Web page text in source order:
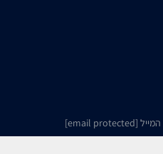
[email protected]